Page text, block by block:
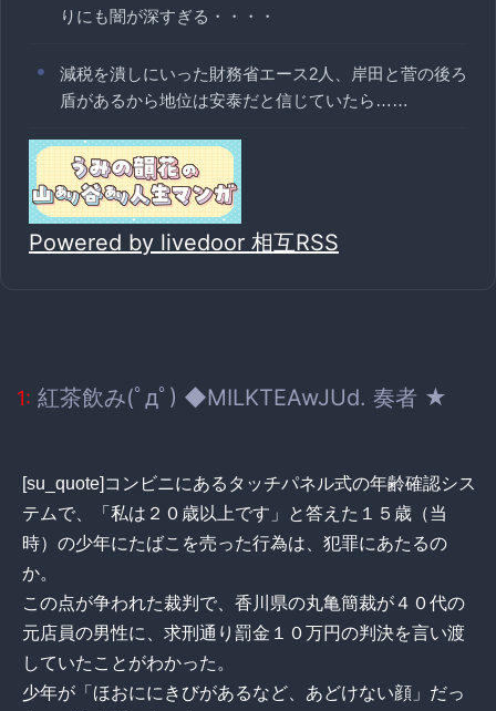
りにも闇が深すぎる・・・・
減税を潰しにいった財務省エース2人、岸田と菅の後ろ
盾があるから地位は安泰だと信じていたら……
Powered by livedoor 相互RSS
1: 紅茶飲み(ﾟдﾟ) ◆MILKTEAwJUd. 奏者 ★
[su_quote]コンビニにあるタッチパネル式の年齢確認シス
テムで、「私は２０歳以上です」と答えた１５歳（当
時）の少年にたばこを売った行為は、犯罪にあたるの
か。
この点が争われた裁判で、香川県の丸亀簡裁が４０代の
元店員の男性に、求刑通り罰金１０万円の判決を言い渡
していたことがわかった。
少年が「ほおににきびがあるなど、あどけない顔」だっ